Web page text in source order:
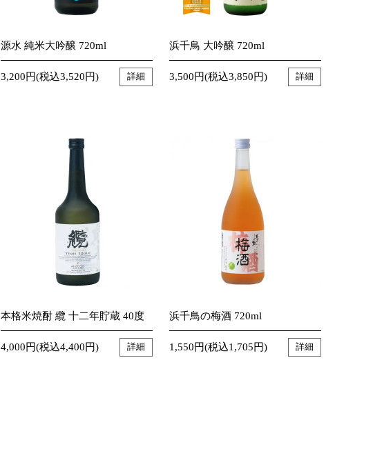
源水 純米大吟醸 720ml
3,200円(税込3,520円) 詳細
浜千鳥 大吟醸 720ml
3,500円(税込3,850円) 詳細
本格米焼酎 纜 十二年貯蔵 40度
4,000円(税込4,400円) 詳細
浜千鳥の梅酒 720ml
1,550円(税込1,705円) 詳細